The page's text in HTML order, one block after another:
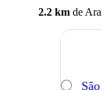
2.2 km de